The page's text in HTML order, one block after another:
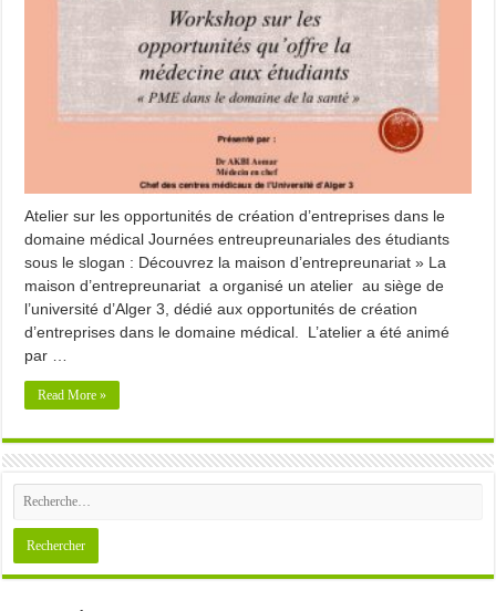
Atelier sur les opportunités de création d’entreprises dans le
domaine médical Journées entreupreunariales des étudiants
sous le slogan : Découvrez la maison d’entrepreunariat » La
maison d’entrepreunariat a organisé un atelier au siège de
l’université d’Alger 3, dédié aux opportunités de création
d’entreprises dans le domaine médical. L’atelier a été animé
par …
Read More »